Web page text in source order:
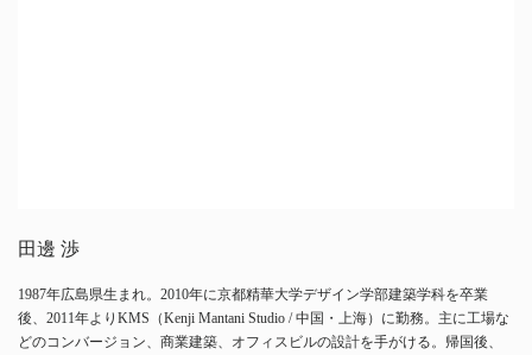
田邊 渉
1987年広島県生まれ。2010年に京都精華大学デザイン学部建築学科を卒業
後、2011年よりKMS（Kenji Mantani Studio / 中国・上海）に勤務。主に工場な
どのコンバージョン、商業建築、オフィスビルの設計を手がける。帰国後、